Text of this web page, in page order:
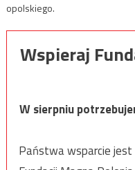
opolskiego.
Wspieraj
W sierpniu
Państwa wsparcie jest